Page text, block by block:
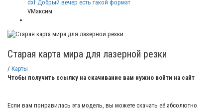
dxf Добрый вечер есть такой формат
VМаксим
Старая карта мира для лазерной резки
/ Карты
Чтобы получить ссылку на скачивание вам нужно войти на сайт
Если вам понравилась эта модель, вы можете скачать её абсолютно